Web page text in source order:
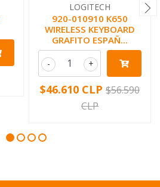
LOGITECH
920-010910 K650
WIRELESS KEYBOARD
GRAFITO ESPAÑ...
+
-
$46.610 CLP $56.590
CLP